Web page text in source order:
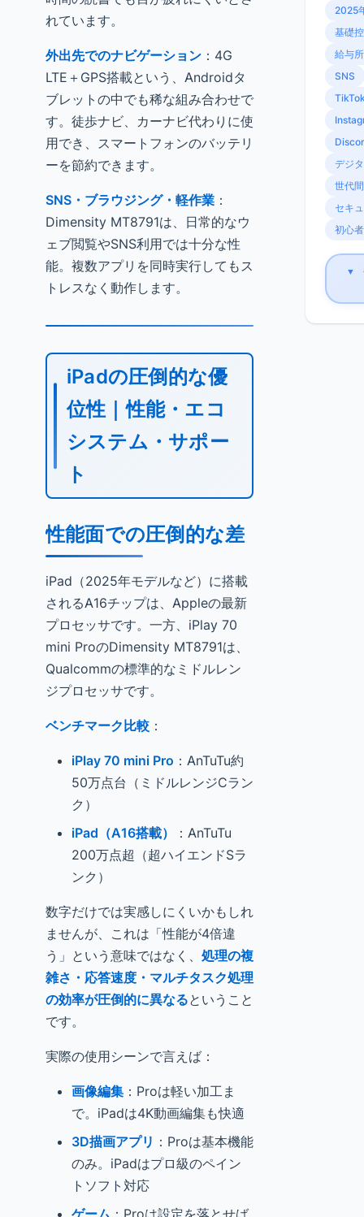
れています。
外出先でのナビゲーション ：4G
LTE＋GPS搭載という、Androidタ
ブレットの中でも稀な組み合わせで
す。徒歩ナビ、カーナビ代わりに使
用でき、スマートフォンのバッテリ
ーを節約できます。
SNS・ブラウジング・軽作業 ：
Dimensity MT8791は、日常的なウ
ェブ閲覧やSNS利用では十分な性
能。複数アプリを同時実行してもス
トレスなく動作します。
iPadの圧倒的な優
位性｜性能・エコ
システム・サポー
ト
性能面での圧倒的な差
iPad（2025年モデルなど）に搭載
されるA16チップは、Appleの最新
プロセッサです。一方、iPlay 70
mini ProのDimensity MT8791は、
Qualcommの標準的なミドルレン
ジプロセッサです。
ベンチマーク比較 ：
iPlay 70 mini Pro ：AnTuTu約
50万点台（ミドルレンジCラン
ク）
iPad（A16搭載）
：AnTuTu
200万点超（超ハイエンドSラ
ンク）
数字だけでは実感しにくいかもしれ
ませんが、これは「性能が4倍違
う」という意味ではなく、 処理の複
雑さ・応答速度・マルチタスク処理
の効率が圧倒的に異なるということ
です。
実際の使用シーンで言えば：
画像編集 ：Proは軽い加工ま
で。iPadは4K動画編集も快適
3D描画アプリ ：Proは基本機能
のみ。iPadはプロ級のペイン
トソフト対応
ゲーム ：Proは設定を落とせば
2025
基礎
給与
SNS
デジ
世代
セキ
初心
▼